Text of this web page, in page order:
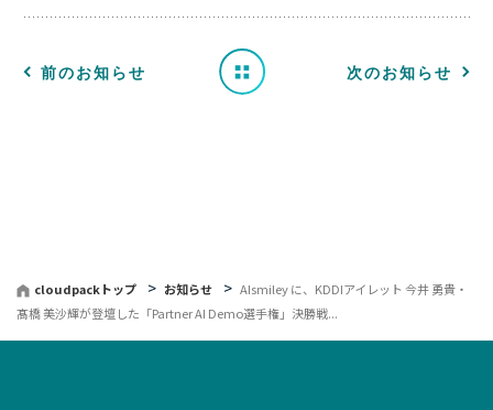
前のお知らせ
せ
一 次のお知らせ
cloudpackトップ お知らせ
AIsmiley に、KDDIアイレット 今井 勇貴・
髙橋 美沙輝が登壇した「Partner AI Demo選手権」決勝戦...